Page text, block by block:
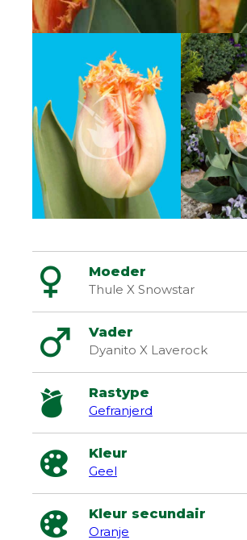
Moeder
Thule X Snowstar
Vader
Dyanito X Laverock
Rastype
Gefranjerd
Kleur
Geel
Kleur secundair
Oranje